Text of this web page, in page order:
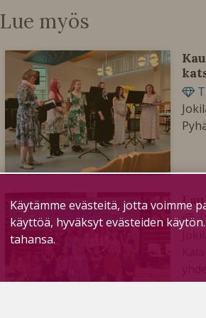
Lue myös
Käytämme evästeitä, jotta voimme
käyttöä, hyväksyt evästeiden
tahansa.